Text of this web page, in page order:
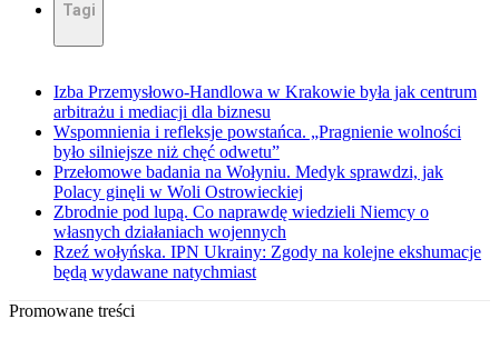
Tagi
Izba Przemysłowo-Handlowa w Krakowie była jak centrum
arbitrażu i mediacji dla biznesu
Wspomnienia i refleksje powstańca. „Pragnienie wolności
było silniejsze niż chęć odwetu”
Przełomowe badania na Wołyniu. Medyk sprawdzi, jak
Polacy ginęli w Woli Ostrowieckiej
Zbrodnie pod lupą. Co naprawdę wiedzieli Niemcy o
własnych działaniach wojennych
Rzeź wołyńska. IPN Ukrainy: Zgody na kolejne ekshumacje
będą wydawane natychmiast
Promowane treści